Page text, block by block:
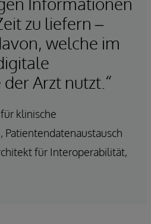
zu liefern –
welche im
Arzt nutzt.“
klinische
für Interoperabilität,